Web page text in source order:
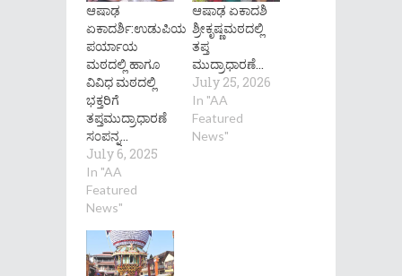
ಆಷಾಢ
ಏಕಾದರ್ಶಿ:ಉಡುಪಿಯ
ಪರ್ಯಾಯ
ಮಠದಲ್ಲಿ ಹಾಗೂ
ವಿವಿಧ ಮಠದಲ್ಲಿ
ಭಕ್ತರಿಗೆ
ತಪ್ತಮುದ್ರಾಧಾರಣೆ
ಸ೦ಪನ್ನ…
July 6, 2025
In "AA
Featured
News"
ಆಷಾಢ ಏಕಾದಶಿ
ಶ್ರೀಕೃಷ್ಣಮಠದಲ್ಲಿ
ತಪ್ತ
ಮುದ್ರಾಧಾರಣೆ…
July 25, 2026
In "AA
Featured
News"